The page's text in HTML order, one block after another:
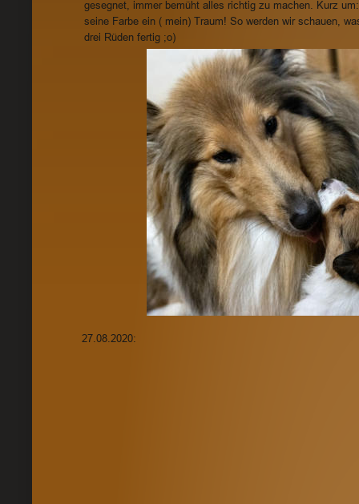
gesegnet, immer bemüht alles richtig zu machen. Kurz
seine Farbe ein ( mein) Traum! So werden wir schauen,
drei Rüden fertig ;o)
27.08.2020: